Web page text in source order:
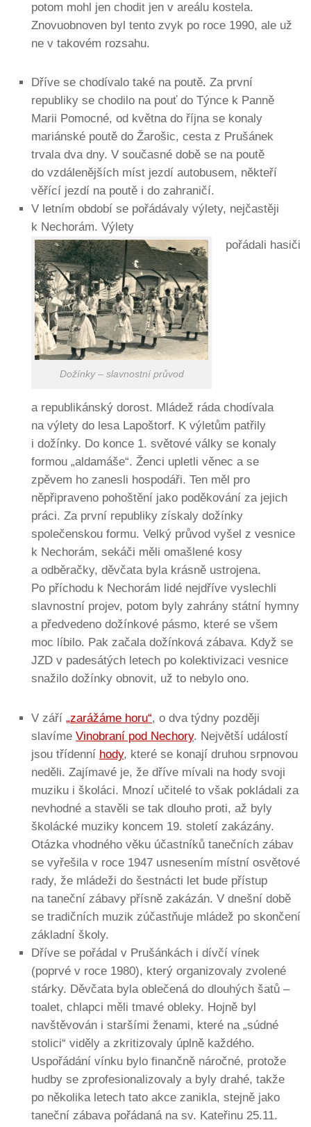
potom mohl jen chodit jen v areálu kostela.
Znovuobnoven byl tento zvyk po roce 1990, ale už
ne v takovém rozsahu.
Dříve se chodívalo také na poutě. Za první
republiky se chodilo na pouť do Týnce k Panně
Marii Pomocné, od května do října se konaly
mariánské poutě do Žarošic, cesta z Prušánek
trvala dva dny. V současné době se na poutě
do vzdálenějších míst jezdí autobusem, někteří
věřící jezdí na poutě i do zahraničí.
V letním období se pořádávaly výlety, nejčastěji
k Nechorám. Výlety
Dožínky – slavnostní průvod
pořádali hasiči
a republikánský dorost. Mládež ráda chodívala
na výlety do lesa Lapoštorf. K výletům patřily
i dožínky. Do konce 1. světové války se konaly
formou „aldamáše“. Ženci upletli věnec a se
zpěvem ho zanesli hospodáři. Ten měl pro
něpřipraveno pohoštění jako poděkování za jejich
práci. Za první republiky získaly dožínky
společenskou formu. Velký průvod vyšel z vesnice
k Nechorám, sekáči měli omašlené kosy
a odběračky, děvčata byla krásně ustrojena.
Po příchodu k Nechorám lidé nejdříve vyslechli
slavnostní projev, potom byly zahrány státní hymny
a předvedeno dožínkové pásmo, které se všem
moc líbilo. Pak začala dožínková zábava. Když se
JZD v padesátých letech po kolektivizaci vesnice
snažilo dožínky obnovit, už to nebylo ono.
V září „zarážáme horu“, o dva týdny později
slavíme Vinobraní pod Nechory. Největší událostí
jsou třídenní hody, které se konají druhou srpnovou
neděli. Zajímavé je, že dříve mívali na hody svoji
muziku i školáci. Mnozí učitelé to však pokládali za
nevhodné a stavěli se tak dlouho proti, až byly
školácké muziky koncem 19. století zakázány.
Otázka vhodného věku účastníků tanečních zábav
se vyřešila v roce 1947 usnesením místní osvětové
rady, že mládeži do šestnácti let bude přístup
na taneční zábavy přísně zakázán. V dnešní době
se tradičních muzik zúčastňuje mládež po skončení
základní školy.
Dříve se pořádal v Prušánkách i dívčí vínek
(poprvé v roce 1980), který organizovaly zvolené
stárky. Děvčata byla oblečená do dlouhých šatů –
toalet, chlapci měli tmavé obleky. Hojně byl
navštěvován i staršími ženami, které na „súdné
stolici“ viděly a zkritizovaly úplně každého.
Uspořádání vínku bylo finančně náročné, protože
hudby se zprofesionalizovaly a byly drahé, takže
po několika letech tato akce zanikla, stejně jako
taneční zábava pořádaná na sv. Kateřinu 25.11.